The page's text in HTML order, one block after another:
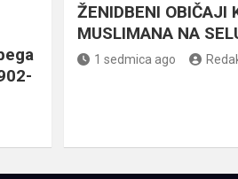
ŽENIDBENI OBIČAJI
MUSLIMANA NA
1 sedmica ago